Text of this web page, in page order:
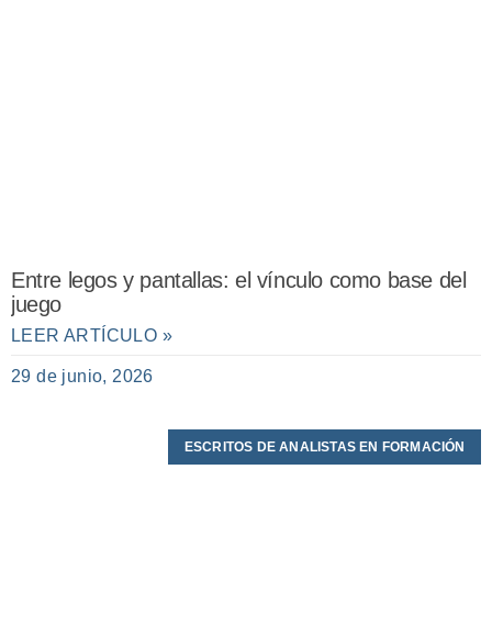
Entre legos y pantallas: el vínculo como base del
juego
LEER ARTÍCULO »
29 de junio, 2026
ESCRITOS DE ANALISTAS EN FORMACIÓN